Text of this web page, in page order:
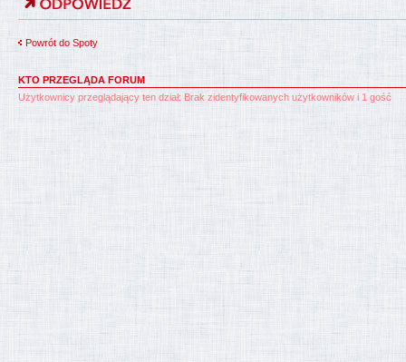
Powrót do Spoty
KTO PRZEGLĄDA FORUM
Użytkownicy przeglądający ten dział: Brak zidentyfikowanych użytkowników i 1 gość